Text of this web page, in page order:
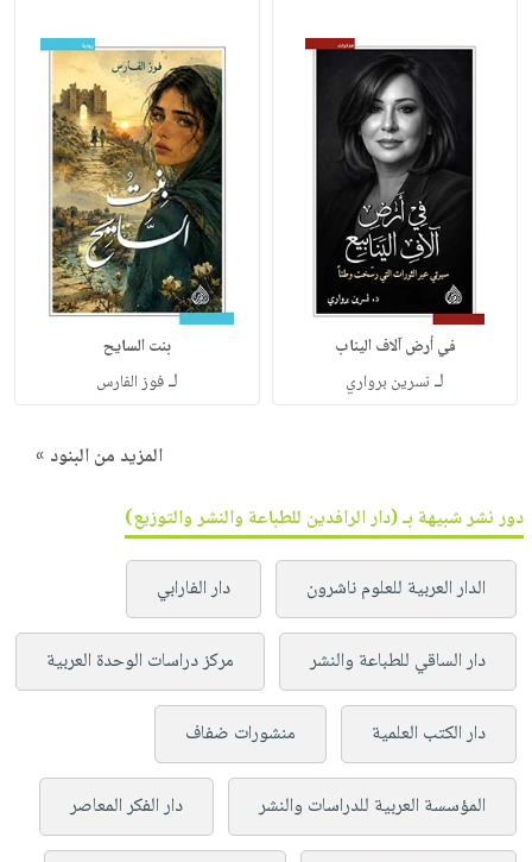
في أرض آلاف اليناب
لـ نسرين برواري
بنت السايح
لـفوز الفارس
المزيد من البنود »
دور نشر شبيهة بـ (دار الرافدين للطباعة والنشر والتوزيع)
الدار العربية للعلوم ناشرون دار الفارابي
دار الساقي للطباعة والنشر مركز دراسات الوحدة العربية
دار الكتب العلمية منشورات ضفاف
المؤسسة العربية للدراسات والنشر دار الفكر المعاصر